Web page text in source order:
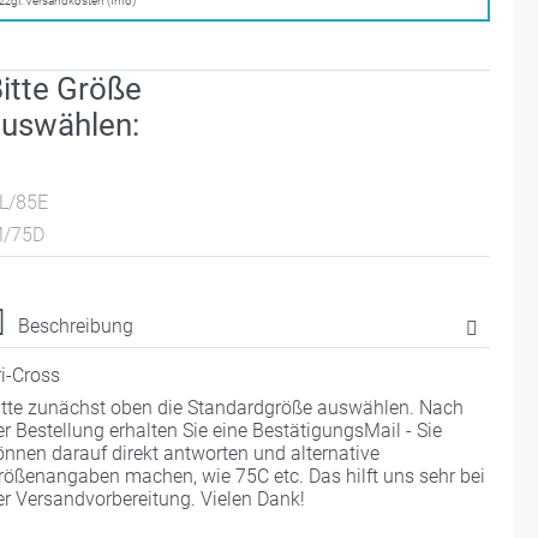
Größe
85E
75D
Beschreibung
Cross
zunächst oben die Standardgröße auswählen. Nach
Bestellung erhalten Sie eine BestätigungsMail - Sie
darauf direkt antworten und alternative
machen, wie 75C etc. Das hilft uns sehr bei
Versandvorbereitung. Vielen Dank!